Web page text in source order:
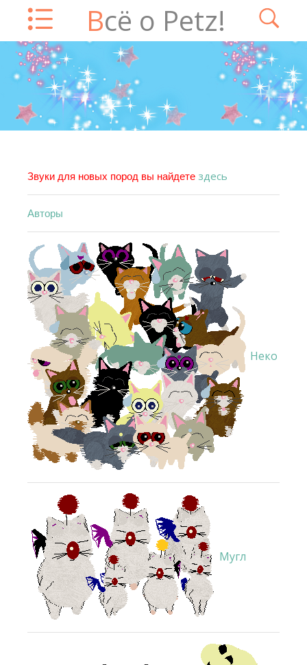
Всё о Petz!
Звуки для новых пород вы найдете здесь
Авторы
Неко
Мугл